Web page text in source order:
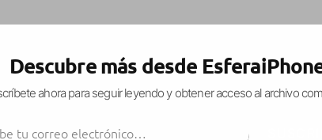
Descubre más desde
ahora para seguir leyendo y obtener acceso al archivo